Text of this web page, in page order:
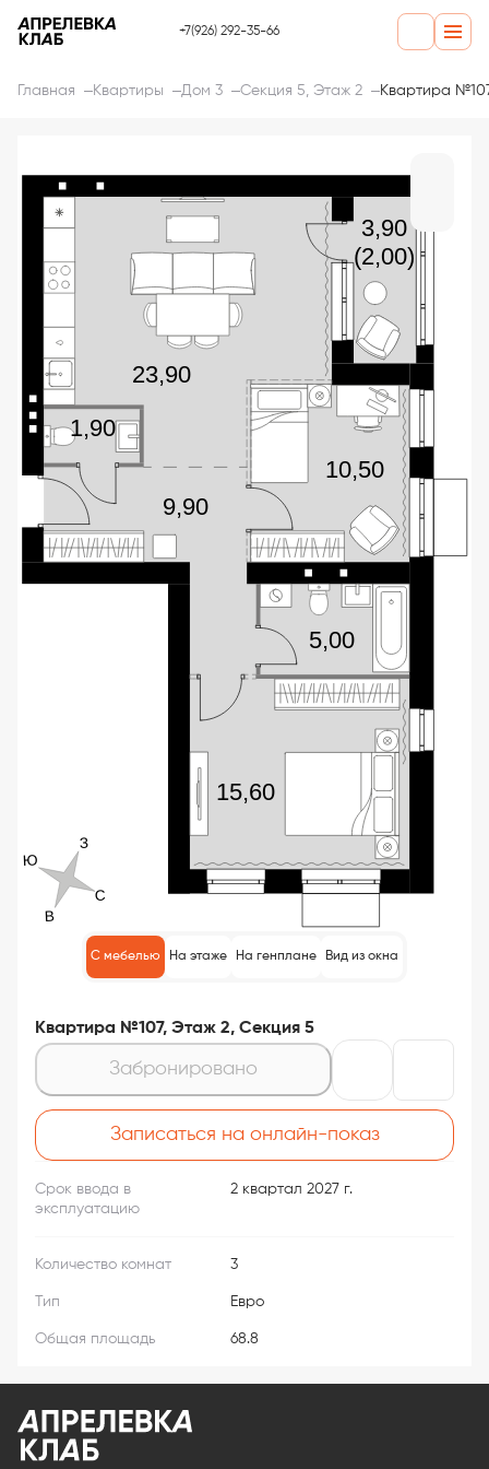
+7(926) 292-35-66
Главная Квартиры Дом 3 Секция 5, Этаж 2 Квартира
С мебелью На этаже На генплане Вид из окна
Квартира №107, Этаж 2, Секция 5
Забронировано
Записаться на онлайн-показ
Срок ввода в
эксплуатацию
2 квартал 2027 г.
Количество комнат 3
Тип Евро
Общая площадь 68.8